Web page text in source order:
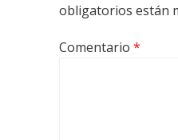
obligatorios están
Comentario *